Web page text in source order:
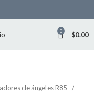
0 $0.00
de ángeles R85